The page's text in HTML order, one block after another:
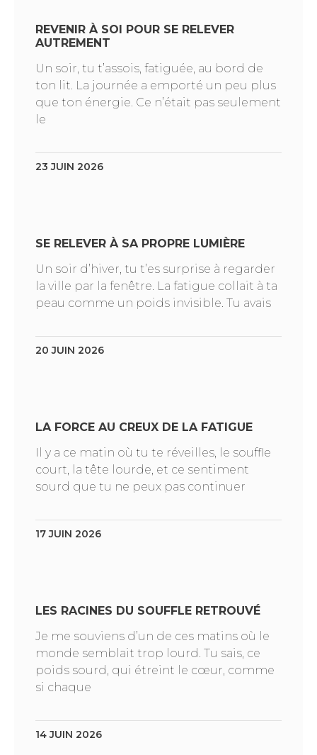
REVENIR À SOI POUR SE RELEVER
AUTREMENT
Un soir, tu t’assois, fatiguée, au bord de
ton lit. La journée a emporté un peu plus
que ton énergie. Ce n’était pas seulement
le
23 JUIN 2026
SE RELEVER À SA PROPRE LUMIÈRE
Un soir d’hiver, tu t’es surprise à regarder
la ville par la fenêtre. La fatigue collait à ta
peau comme un poids invisible. Tu avais
20 JUIN 2026
LA FORCE AU CREUX DE LA FATIGUE
Il y a ce matin où tu te réveilles, le souffle
court, la tête lourde, et ce sentiment
sourd que tu ne peux pas continuer
17 JUIN 2026
LES RACINES DU SOUFFLE RETROUVÉ
Je me souviens d’un de ces matins où le
monde semblait trop lourd. Tu sais, ce
poids sourd, qui étreint le cœur, comme
si chaque
14 JUIN 2026